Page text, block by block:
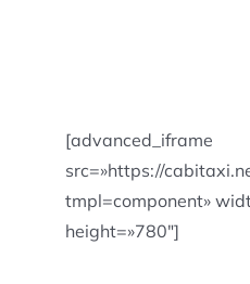
[advanced_iframe
src=»https://
tmpl=component»
height=»780″]